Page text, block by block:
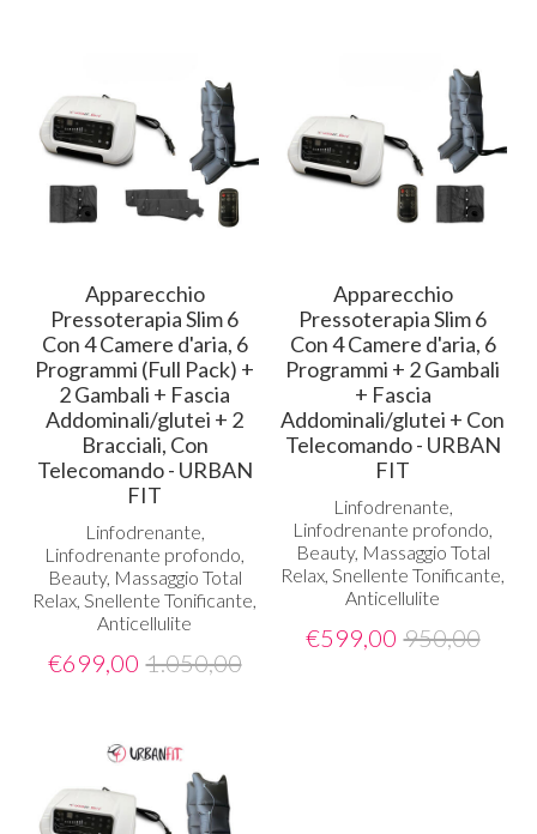
Apparecchio
Pressoterapia Slim 6
Con 4 Camere d'aria, 6
Programmi (Full Pack) +
2 Gambali + Fascia
Addominali/glutei + 2
Bracciali, Con
Telecomando - URBAN
FIT
Linfodrenante,
Linfodrenante profondo,
Beauty, Massaggio Total
Relax, Snellente Tonificante,
Anticellulite
€699,00 1.050,00
Apparecchio
Pressoterapia Slim 6
Con 4 Camere d'aria, 6
Programmi + 2 Gambali
+ Fascia
Addominali/glutei + Con
Telecomando - URBAN
FIT
Linfodrenante,
Linfodrenante profondo,
Beauty, Massaggio Total
Relax, Snellente Tonificante,
Anticellulite
€599,00 950,00